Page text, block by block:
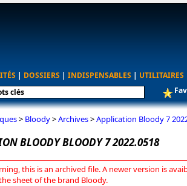
| DOSSIERS | INDISPENSABLES | UTILITAIRES
> Bloody>Archives>Application Bloody 7
BLOODY BLOODY 7 2022.0518
this is an archived file. A newer version is
sheet of the brand Bloody.